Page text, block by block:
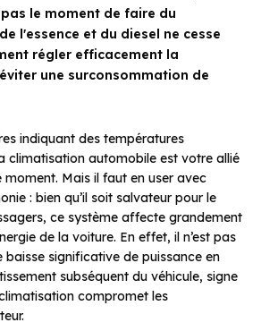
le moment de faire du
l'essence et du diesel ne cesse
régler efficacement la
une surconsommation de
indiquant des températures
climatisation automobile est votre allié
moment. Mais il faut en user avec
: bien qu’il soit salvateur pour le
ce système affecte grandement
de la voiture. En effet, il n’est pas
baisse significative de puissance en
subséquent du véhicule, signe
compromet les